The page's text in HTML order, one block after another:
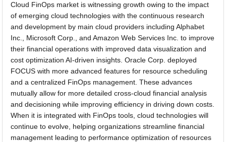
Cloud FinOps market is witnessing growth owing to the impact
of emerging cloud technologies with the continuous research
and development by main cloud providers including Alphabet
Inc., Microsoft Corp., and Amazon Web Services Inc. to improve
their financial operations with improved data visualization and
cost optimization AI-driven insights. Oracle Corp. deployed
FOCUS with more advanced features for resource scheduling
and a centralized FinOps management. These advances
mutually allow for more detailed cross-cloud financial analysis
and decisioning while improving efficiency in driving down costs.
When it is integrated with FinOps tools, cloud technologies will
continue to evolve, helping organizations streamline financial
management leading to performance optimization of resources